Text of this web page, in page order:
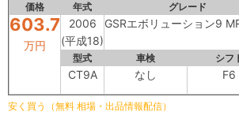
価格 年式 グレード
603.7
万円
2006
(平成18)
GSRエボリューション9
型式 車検 シフ
CT9A なし F6
安く買う（無料 相場・出品情報配信）